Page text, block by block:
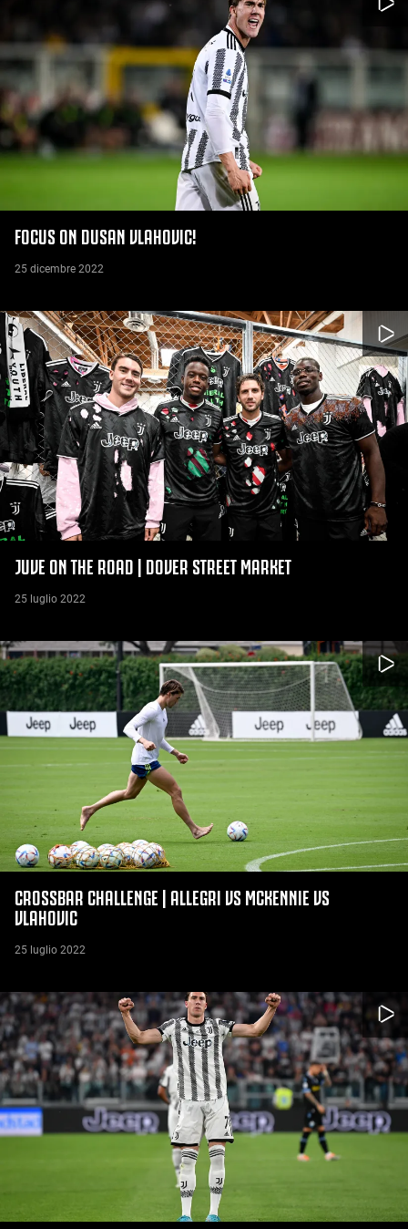
FOCUS ON DUSAN VLAHOVIC!
25 dicembre 2022
JUVE ON THE ROAD | DOVER STREET MARKET
25 luglio 2022
CROSSBAR CHALLENGE | ALLEGRI VS MCKENNIE VS
VLAHOVIC
25 luglio 2022